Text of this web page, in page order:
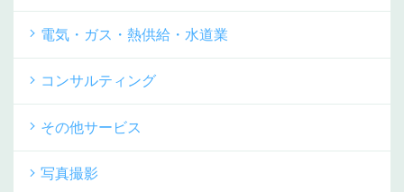
電気・ガス・熱供給・水道業
コンサルティング
その他サービス
写真撮影